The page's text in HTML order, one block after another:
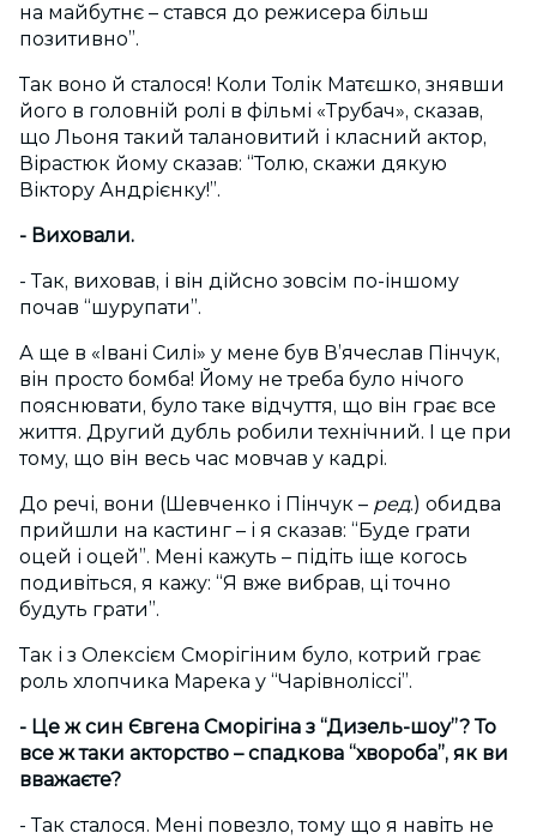
на майбутнє – стався до режисера більш
позитивно”.
Так воно й сталося! Коли Толік Матєшко, знявши
його в головній ролі в фільмі «Трубач», сказав,
що Льоня такий талановитий і класний актор,
Вірастюк йому сказав: “Толю, скажи дякую
Віктору Андрієнку!”.
- Виховали.
- Так, виховав, і він дійсно зовсім по-іншому
почав “шурупати”.
А ще в «Івані Силі» у мене був В’ячеслав Пінчук,
він просто бомба! Йому не треба було нічого
пояснювати, було таке відчуття, що він грає все
життя. Другий дубль робили технічний. І це при
тому, що він весь час мовчав у кадрі.
До речі, вони (Шевченко і Пінчук – ред.) обидва
прийшли на кастинг – і я сказав: “Буде грати
оцей і оцей”. Мені кажуть – підіть іще когось
подивіться, я кажу: “Я вже вибрав, ці точно
будуть грати”.
Так і з Олексієм Сморігіним було, котрий грає
роль хлопчика Марека у “Чарівноліссі”.
- Це ж син Євгена Сморігіна з “Дизель-шоу”? То
все ж таки акторство – спадкова “хвороба”, як ви
вважаєте?
- Так сталося. Мені повезло, тому що я навіть не